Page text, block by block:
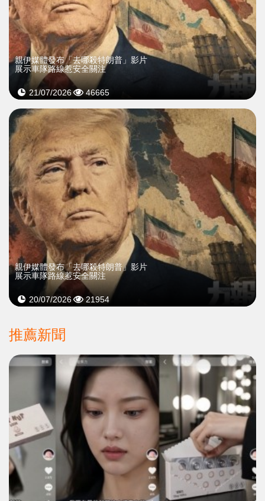
親伊媒體發布「去哪殺特朗普」影片
展示車隊路線惹安全關注
21/07/2026 46665
親伊媒體發布「去哪殺特朗普」影片
展示車隊路線惹安全關注
20/07/2026 21954
推薦新聞